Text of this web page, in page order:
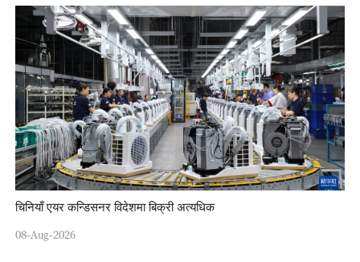
चिनियाँ एयर कन्डिसनर विदेशमा बिक्री अत्यधिक
08-Aug-2026